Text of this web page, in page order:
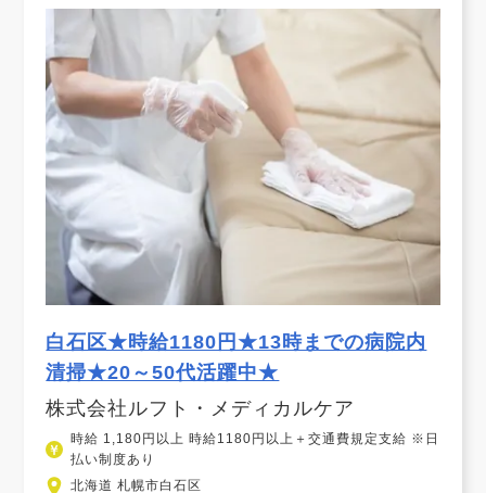
白石区★時給1180円★13時までの病院内
清掃★20～50代活躍中★
株式会社ルフト・メディカルケア
時給 1,180円以上 時給1180円以上＋交通費規定支給 ※日
払い制度あり
北海道 札幌市白石区